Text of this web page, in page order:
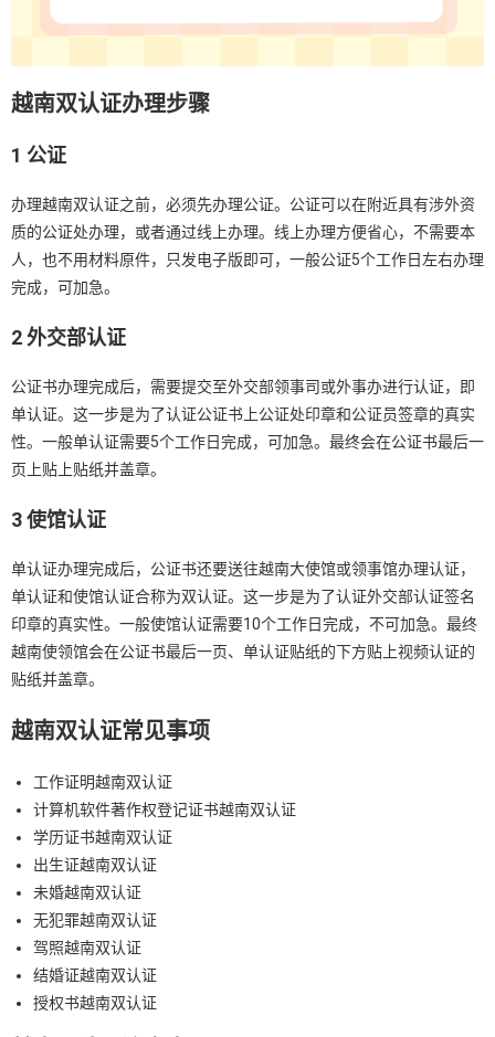
越南双认证办理步骤
1 公证
办理越南双认证之前，必须先办理公证。公证可以在附近具有涉外资
质的公证处办理，或者通过线上办理。线上办理方便省心，不需要本
人，也不用材料原件，只发电子版即可，一般公证5个工作日左右办理
完成，可加急。
2 外交部认证
公证书办理完成后，需要提交至外交部领事司或外事办进行认证，即
单认证。这一步是为了认证公证书上公证处印章和公证员签章的真实
性。一般单认证需要5个工作日完成，可加急。最终会在公证书最后一
页上贴上贴纸并盖章。
3 使馆认证
单认证办理完成后，公证书还要送往越南大使馆或领事馆办理认证，
单认证和使馆认证合称为双认证。这一步是为了认证外交部认证签名
印章的真实性。一般使馆认证需要10个工作日完成，不可加急。最终
越南使领馆会在公证书最后一页、单认证贴纸的下方贴上视频认证的
贴纸并盖章。
越南双认证常见事项
工作证明越南双认证
计算机软件著作权登记证书越南双认证
学历证书越南双认证
出生证越南双认证
未婚越南双认证
无犯罪越南双认证
驾照越南双认证
结婚证越南双认证
授权书越南双认证